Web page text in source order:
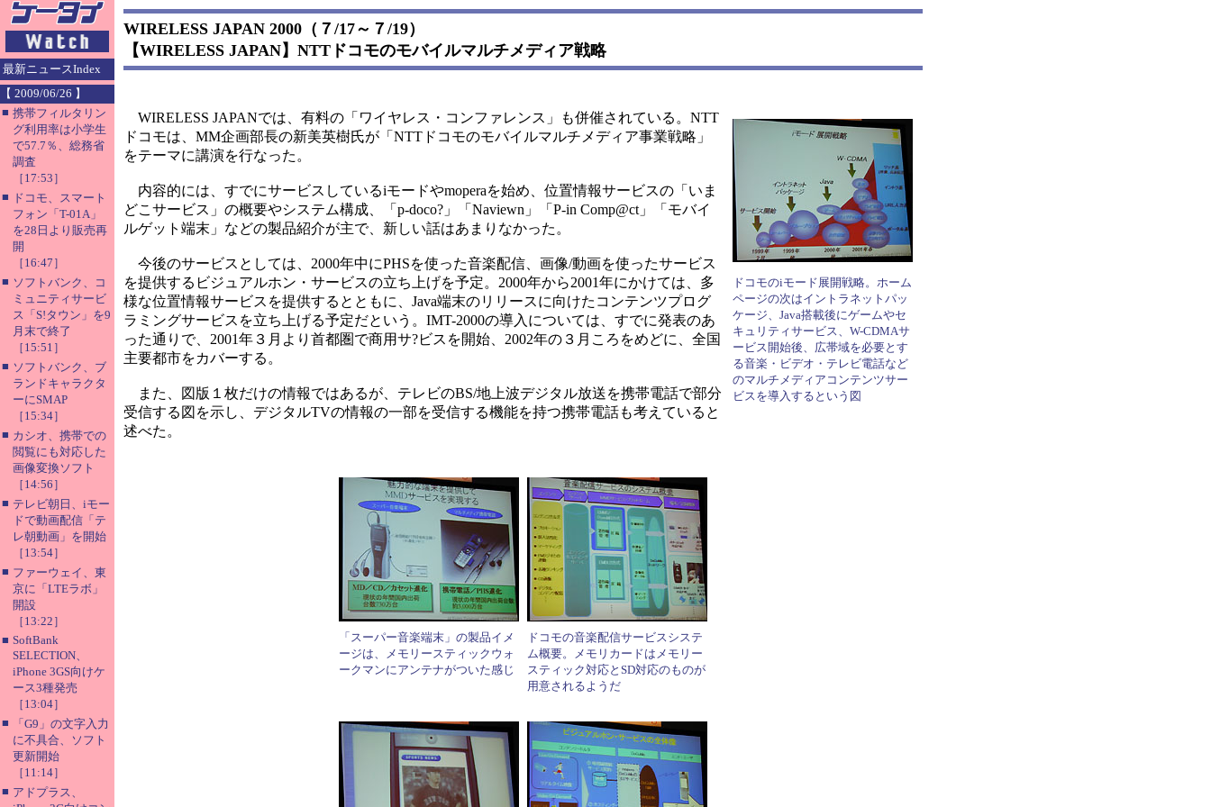
最新ニュースIndex
【 2009/06/26 】
■ 携帯フィルタリン
グ利用率は小学生
で57.7％、総務省
調査
［17:53］
■ ドコモ、スマート
フォン「T-01A」
を28日より販売再
開
［16:47］
■ ソフトバンク、コ
ミュニティサービ
ス「S!タウン」を9
月末で終了
［15:51］
■ ソフトバンク、ブ
ランドキャラクタ
ーにSMAP
［15:34］
■ カシオ、携帯での
閲覧にも対応した
画像変換ソフト
［14:56］
■ テレビ朝日、iモー
ドで動画配信「テ
レ朝動画」を開始
［13:54］
■ ファーウェイ、東
京に「LTEラボ」
開設
［13:22］
■ SoftBank
SELECTION、
iPhone 3GS向けケ
ース3種発売
［13:04］
■
「G9」の文字入力
に不具合、ソフト
更新開始
［11:14］
■ アドプラス、
WIRELESS JAPAN 2000（７/17～７/19）
【WIRELESS JAPAN】NTTドコモのモバイルマルチメディア戦略
ドコモのiモード展開戦略。ホーム
ページの次はイントラネットパッ
ケージ、Java搭載後にゲームやセ
キュリティサービス、W-CDMAサ
ービス開始後、広帯域を必要とす
る音楽・ビデオ・テレビ電話など
のマルチメディアコンテンツサー
ビスを導入するという図
WIRELESS JAPANでは、有料の「ワイヤレス・コンファレンス」も併催されている。NTT
ドコモは、MM企画部長の新美英樹氏が「NTTドコモのモバイルマルチメディア事業戦略」
をテーマに講演を行なった。
内容的には、すでにサービスしているiモードやmoperaを始め、位置情報サービスの「いま
どこサービス」の概要やシステム構成、「p-doco?」「Naviewn」「P-in Comp@ct」「モバイ
ルゲット端末」などの製品紹介が主で、新しい話はあまりなかった。
今後のサービスとしては、2000年中にPHSを使った音楽配信、画像/動画を使ったサービス
を提供するビジュアルホン・サービスの立ち上げを予定。2000年から2001年にかけては、多
様な位置情報サービスを提供するとともに、Java端末のリリースに向けたコンテンツプログ
ラミングサービスを立ち上げる予定だという。IMT-2000の導入については、すでに発表のあ
った通りで、2001年３月より首都圏で商用サ?ビスを開始、2002年の３月ころをめどに、全国
主要都市をカバーする。
また、図版１枚だけの情報ではあるが、テレビのBS/地上波デジタル放送を携帯電話で部分
受信する図を示し、デジタルTVの情報の一部を受信する機能を持つ携帯電話も考えていると
述べた。
「スーパー音楽端末」の製品イメ
ージは、メモリースティックウォ
ークマンにアンテナがついた感じ
ドコモの音楽配信サービスシステ
ム概要。メモリカードはメモリー
スティック対応とSD対応のものが
用意されるようだ